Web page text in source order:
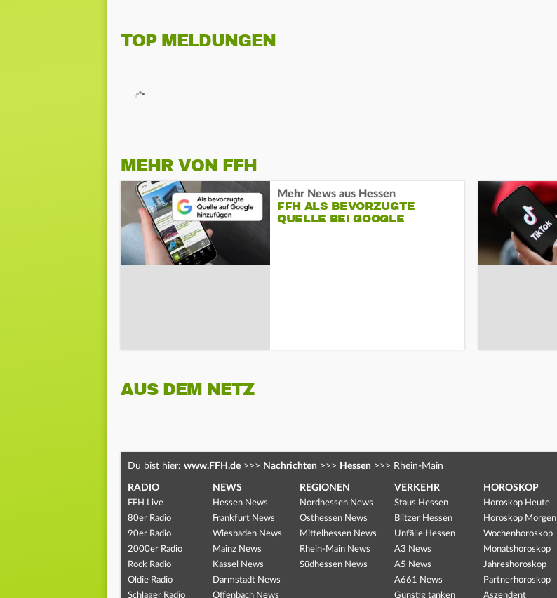
TOP MELDUNGEN
MEHR VON FFH
Mehr News aus Hessen
FFH ALS BEVORZUGTE
QUELLE BEI GOOGLE
AUS DEM NETZ
Du bist hier: www.FFH.de >>> Nachrichten >>> Hessen >>> Rhein-Main
RADIO
FFH Live
80er Radio
90er Radio
2000er Radio
Rock Radio
Oldie Radio
Schlager Radio
NEWS
Hessen News
Frankfurt News
Wiesbaden News
Mainz News
Kassel News
Darmstadt News
Offenbach News
REGIONEN
Nordhessen News
Osthessen News
Mittelhessen News
Rhein-Main News
Südhessen News
VERKEHR
Staus Hessen
Blitzer Hessen
Unfälle Hessen
A3 News
A5 News
A661 News
Günstig tanken
HOROSKOP
Horoskop Heute
Horoskop Morgen
Wochenhoroskop
Monatshoroskop
Jahreshoroskop
Partnerhoroskop
Aszendent